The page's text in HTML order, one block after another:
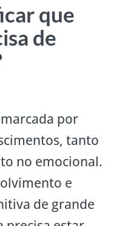
que
de
por
tanto
no emocional.
e
de grande